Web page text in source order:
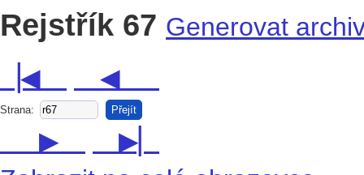
Rejstřík 67 Generovat
▕◀
◀
Strana: Přejít
▶
▶▏